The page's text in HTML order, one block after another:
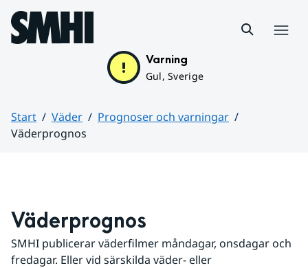
Hoppa till sidans innehåll
Varning
Gul, Sverige
Start Väder
Prognoser och varningar
Väderprognos
Väderprognos
SMHI publicerar väderfilmer måndagar, onsdagar och
fredagar. Eller vid särskilda väder- eller